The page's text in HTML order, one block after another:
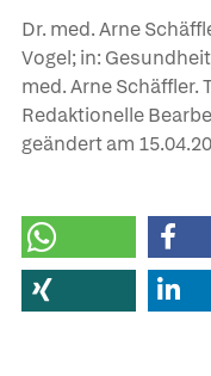
Dr. med. Arne
Vogel; in:
med. Arne Schäffler.
Redaktionelle
geändert am